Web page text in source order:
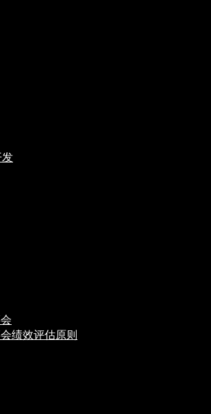
绩效评估原则